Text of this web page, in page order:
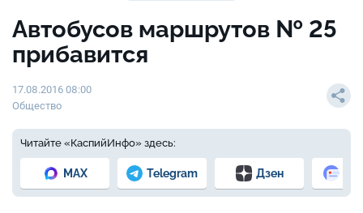
Автобусов маршрутов № 25
прибавится
17.08.2016 08:00
Общество
Читайте «КаспийИнфо» здесь:
MAX Telegram Дзен